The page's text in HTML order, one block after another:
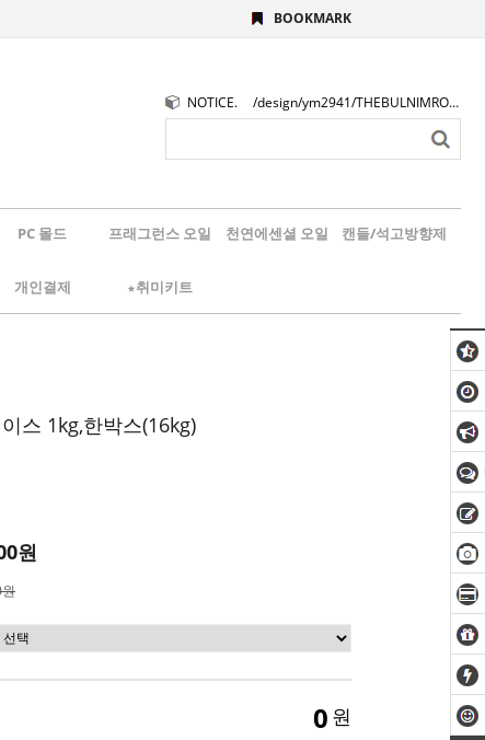
BOOKMARK
NOTICE. /design/ym2941/THEBULNIMROGO.png
PC 몰드 프래그런스 오일 천연에센셜 오일 캔들/석고방향제
개인결제 ★취미키트
스 1kg,한박스(16kg)
원
0 원